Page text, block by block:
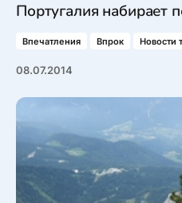
Португалия набирает
Впечатления Впрок Новости
08.07.2014